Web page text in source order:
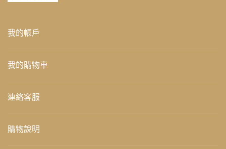
我的帳戶
我的購物車
連絡客服
購物說明